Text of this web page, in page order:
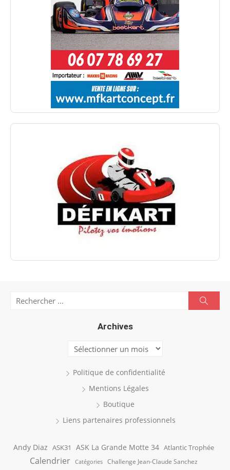
Archives
Archives
Politique de confidentialité
Mentions Légales
Boutique
Liens partenaires professionnels
Andy Diaz ASK31 ASK La Grande Motte 34 Atlantic Trophée
Calendrier Catégories Challenge Jean-Claude Sanchez